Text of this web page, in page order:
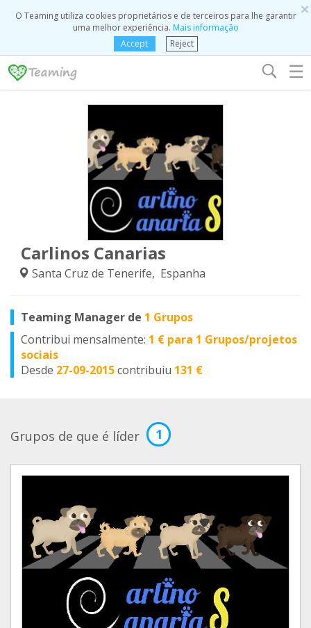
×
O Teaming utiliza cookies proprietários e de terceiros para lhe garantir
uma melhor experiência. Mais informação
Accept
Reject
☰
Carlinos Canarias
Santa Cruz de Tenerife, Espanha
Teaming Manager de 1 Grupos
Contribui mensalmente: 1 € para 1 Grupos/projetos
sociais
Desde 27-09-2015contribuiu 131 €
Grupos de que é líder 1